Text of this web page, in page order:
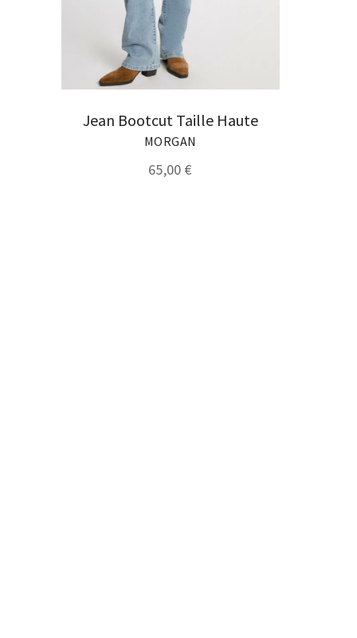
Jean Bootcut Taille Haute
MORGAN
65,00 €